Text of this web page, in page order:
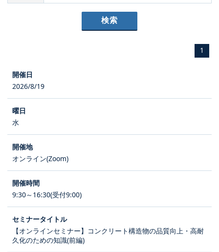
1
2026/8/19
水
オンライン(Zoom)
9:30～16:30(受付9:00)
【オンラインセミナー】コンクリート構造物の品質向上・高耐
久化のための知識(前編)